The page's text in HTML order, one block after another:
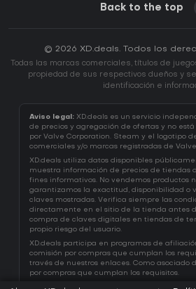
Back to the top
© 2026 XD.deals. Todos los
Todas las marcas comerciales, títulos de
propiedad de sus respectivos dueños y
identificación e
Aviso legal: XD.deals es un servicio
de precios y agregación de ofertas y no
por Valve Corporation. Steam y el logotipo
comerciales y/o marcas registradas de
XD.deals utiliza datos disponibles
muestra información de precios de tiendas
fines informativos. No vendemos productos
garantizamos la exactitud, disponibilidad o
claves mostradas. Verifica siempre las
directamente en el sitio de la tienda antes
compra de claves digitales en tiendas de
propio riesgo del usuario.
XD.deals participa en programas de
comisión por compras que cumplan los
través de nuestros enlaces. Como asociado
por compras que cumplan los requisitos.